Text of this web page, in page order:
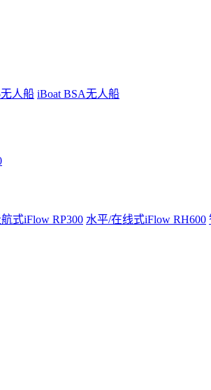
人船 iBoat BSA无人船
式iFlow RP300 水平/在线式iFlow RH600